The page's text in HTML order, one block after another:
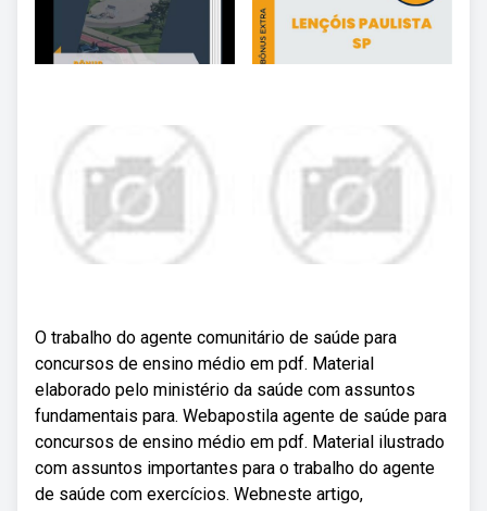
O trabalho do agente comunitário de saúde para
concursos de ensino médio em pdf. Material
elaborado pelo ministério da saúde com assuntos
fundamentais para. Webapostila agente de saúde para
concursos de ensino médio em pdf. Material ilustrado
com assuntos importantes para o trabalho do agente
de saúde com exercícios. Webneste artigo,